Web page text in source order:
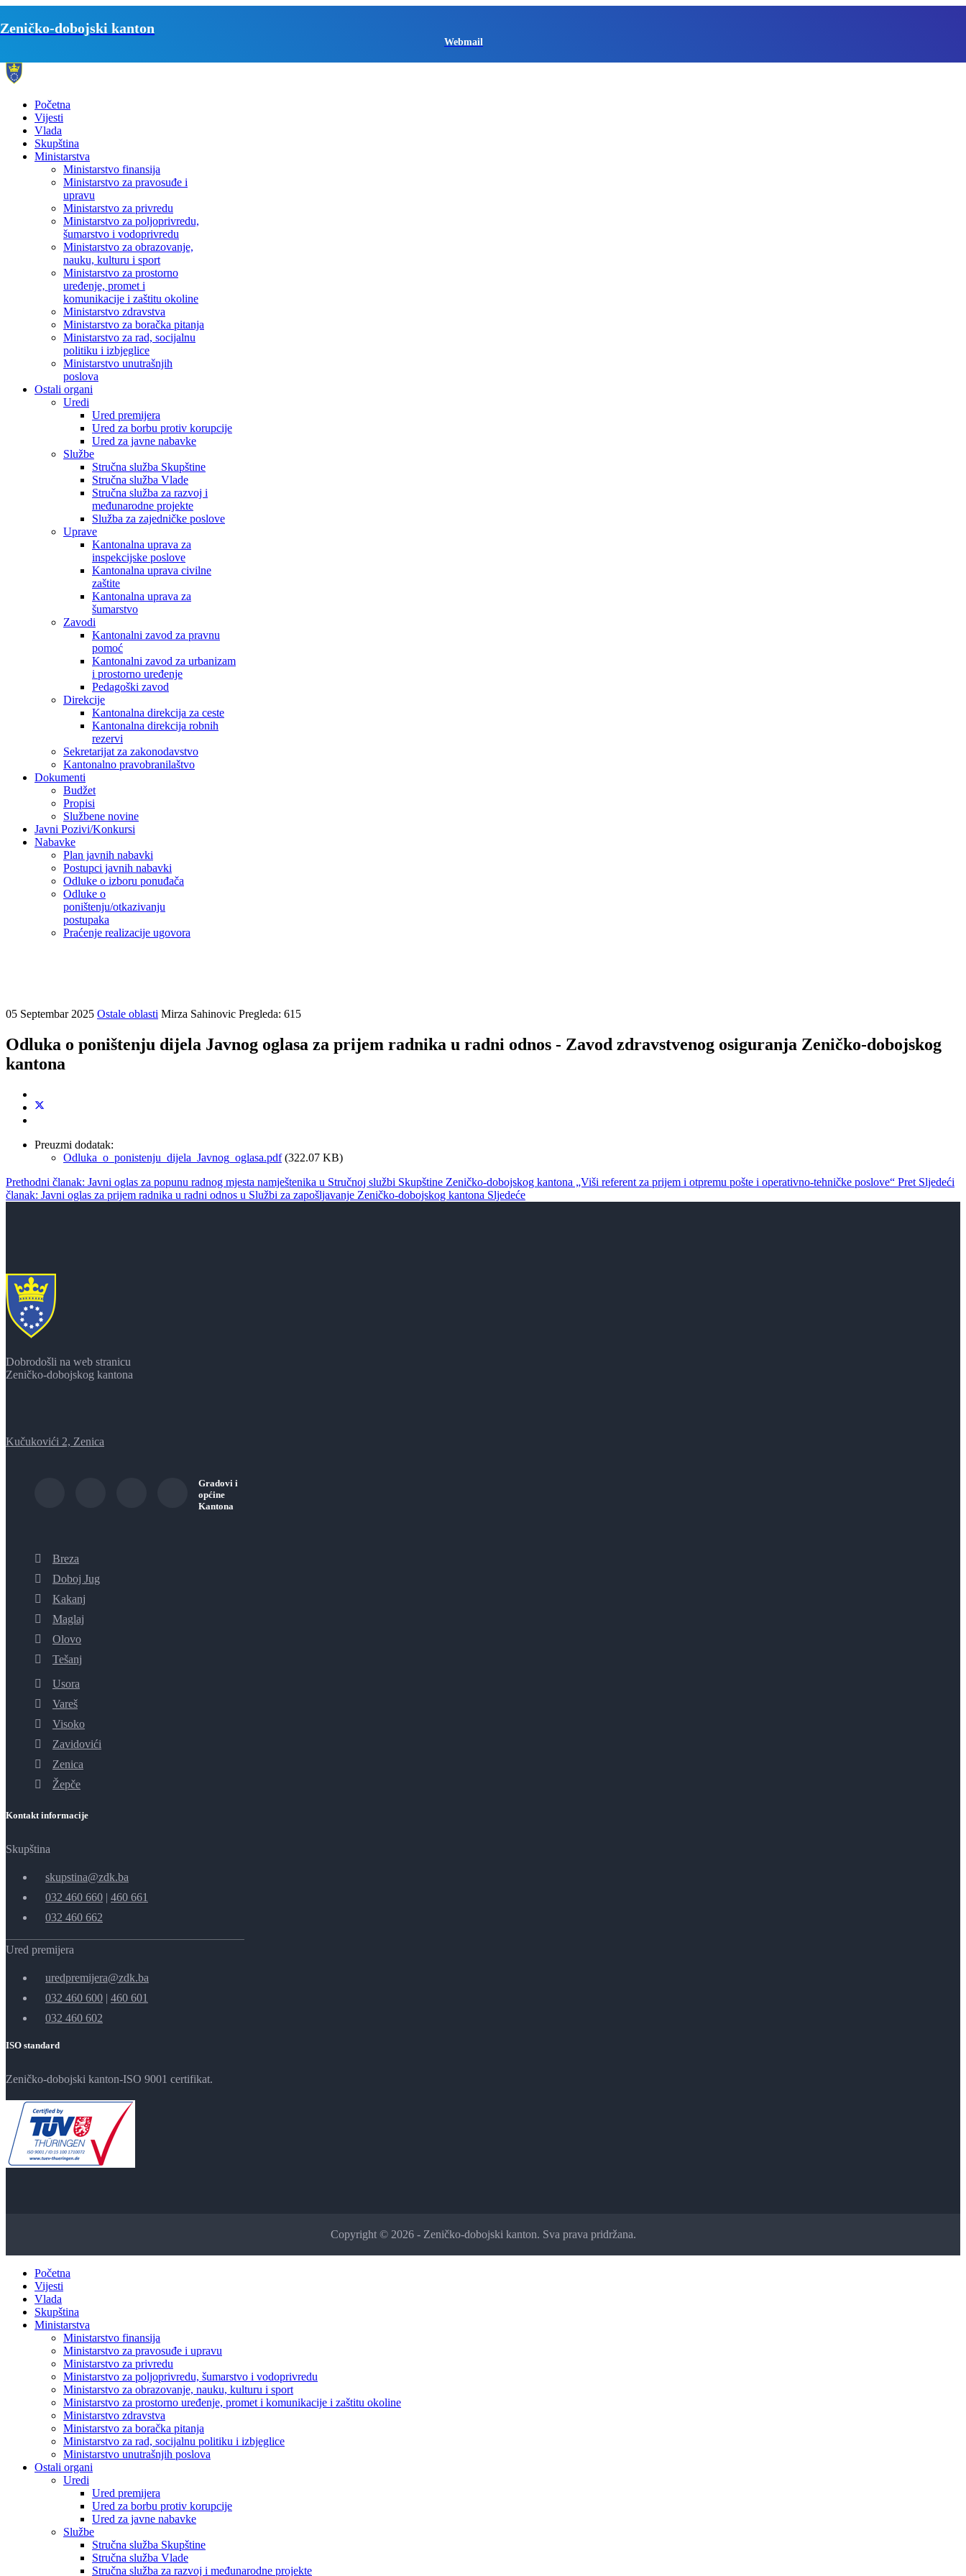
Zeničko-dobojski kanton
Webmail
Početna
Vijesti
Vlada
Skupština
Ministarstva
Ministarstvo finansija
Ministarstvo za pravosuđe i
upravu
Ministarstvo za privredu
Ministarstvo za poljoprivredu,
šumarstvo i vodoprivredu
Ministarstvo za obrazovanje,
nauku, kulturu i sport
Ministarstvo za prostorno
uređenje, promet i
komunikacije i zaštitu okoline
Ministarstvo zdravstva
Ministarstvo za boračka pitanja
Ministarstvo za rad, socijalnu
politiku i izbjeglice
Ministarstvo unutrašnjih
poslova
Ostali organi
Uredi
Ured premijera
Ured za borbu protiv korupcije
Ured za javne nabavke
Službe
Stručna služba Skupštine
Stručna služba Vlade
Stručna služba za razvoj i
međunarodne projekte
Služba za zajedničke poslove
Uprave
Kantonalna uprava za
inspekcijske poslove
Kantonalna uprava civilne
zaštite
Kantonalna uprava za
šumarstvo
Zavodi
Kantonalni zavod za pravnu
pomoć
Kantonalni zavod za urbanizam
i prostorno uređenje
Pedagoški zavod
Direkcije
Kantonalna direkcija za ceste
Kantonalna direkcija robnih
rezervi
Sekretarijat za zakonodavstvo
Kantonalno pravobranilaštvo
Dokumenti
Budžet
Propisi
Službene novine
Javni Pozivi/Konkursi
Nabavke
Plan javnih nabavki
Postupci javnih nabavki
Odluke o izboru ponuđača
Odluke o
poništenju/otkazivanju
postupaka
Praćenje realizacije ugovora
05 Septembar 2025 Ostale oblasti Mirza Sahinovic Pregleda: 615
Odluka o poništenju dijela Javnog oglasa za prijem radnika u radni odnos - Zavod zdravstvenog osiguranja Zeničko-dobojskog
kantona
Preuzmi dodatak:
Odluka_o_ponistenju_dijela_Javnog_oglasa.pdf(322.07 KB)
Prethodni članak: Javni oglas za popunu radnog mjesta namještenika u Stručnoj službi Skupštine Zeničko-dobojskog kantona „Viši referent za prijem i otpremu pošte i operativno-tehničke poslove“ Pret Sljedeći
članak: Javni oglas za prijem radnika u radni odnos u Službi za zapošljavanje Zeničko-dobojskog kantona Sljedeće
Dobrodošli na web stranicu
Zeničko-dobojskog kantona
Kučukovići 2, Zenica
Gradovi i
općine
Kantona
Breza
Doboj Jug
Kakanj
Maglaj
Olovo
Tešanj
Usora
Vareš
Visoko
Zavidovići
Zenica
Žepče
Kontakt informacije
Skupština
skupstina@zdk.ba
032 460 660 | 460 661
032 460 662
Ured premijera
uredpremijera@zdk.ba
032 460 600 | 460 601
032 460 602
ISO standard
Zeničko-dobojski kanton-ISO 9001 certifikat.
Copyright © 2026 - Zeničko-dobojski kanton. Sva prava pridržana.
Početna
Vijesti
Vlada
Skupština
Ministarstva
Ministarstvo finansija
Ministarstvo za pravosuđe i upravu
Ministarstvo za privredu
Ministarstvo za poljoprivredu, šumarstvo i vodoprivredu
Ministarstvo za obrazovanje, nauku, kulturu i sport
Ministarstvo za prostorno uređenje, promet i komunikacije i zaštitu okoline
Ministarstvo zdravstva
Ministarstvo za boračka pitanja
Ministarstvo za rad, socijalnu politiku i izbjeglice
Ministarstvo unutrašnjih poslova
Ostali organi
Uredi
Ured premijera
Ured za borbu protiv korupcije
Ured za javne nabavke
Službe
Stručna služba Skupštine
Stručna služba Vlade
Stručna služba za razvoj i međunarodne projekte